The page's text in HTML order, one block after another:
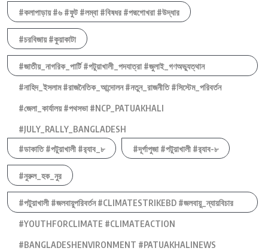
#কলাপাড়ায় #৬ #ফুট #লম্বা #বিষধর #পদ্মগোখরা #উদ্ধার
#চরবিজায় #কুয়াকাটা
#জাতীয়_নাগরিক_পার্টি #পটুয়াখালী_পদযাত্রা #জুলাই_গণঅভ্যুত্থান
#নাহিদ_ইসলাম #রাজনৈতিক_আন্দোলন #নতুন_রাজনীতি #সিস্টেম_পরিবর্তন
#জেলা_কার্যালয় #পথসভা #NCP_PATUAKHALI
#JULY_RALLY_BANGLADESH
#ডাকাতি #পটুয়াখালী #র‍্যাব_৮
#দূর্গাপুজা #পটুয়াখালী #র‍্যাব-৮
#নুরুল_হক_নুর
#পটুয়াখালী #জলবায়ুপরিবর্তন #CLIMATESTRIKEBD #জলবায়ু_ন্যায়বিচার
#YOUTHFORCLIMATE #CLIMATEACTION
#BANGLADESHENVIRONMENT #PATUAKHALINEWS